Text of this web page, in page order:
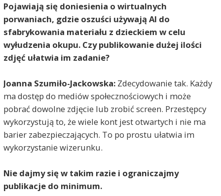
Pojawiają się doniesienia o wirtualnych
porwaniach, gdzie oszuści używają AI do
sfabrykowania materiału z dzieckiem w celu
wyłudzenia okupu. Czy publikowanie dużej ilości
zdjęć ułatwia im zadanie?
Joanna Szumiło-Jackowska:Zdecydowanie tak. Każdy
ma dostęp do mediów społecznościowych i może
pobrać dowolne zdjęcie lub zrobić screen. Przestępcy
wykorzystują to, że wiele kont jest otwartych i nie ma
barier zabezpieczających. To po prostu ułatwia im
wykorzystanie wizerunku.
Nie dajmy się w takim razie i ograniczajmy
publikacje do minimum.